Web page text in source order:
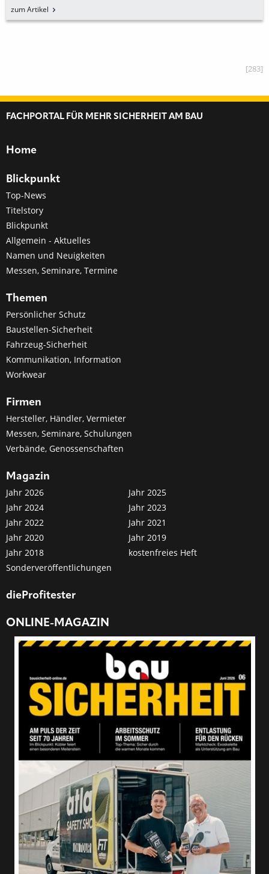
zum Artikel
[283]
FACHPORTAL FÜR MEHR SICHERHEIT AM BAU
Home
Blickpunkt
Top-News
Titelstory
Blickpunkt
Allgemein - Aktuelles
Namen und Neuigkeiten
Messen, Seminare, Termine
Themen
Persönlicher Schutz
Baustellen-Sicherheit
Fahrzeug-Sicherheit
Kommunikation, Information
Workwear
Firmen
Hersteller, Händler, Vermieter
Messen, Seminare, Schulungen
Verbände, Genossenschaften
Magazin
Jahr 2026
Jahr 2025
Jahr 2024
Jahr 2023
Jahr 2022
Jahr 2021
Jahr 2020
Jahr 2019
Jahr 2018
kostenfreies Heft
Sonderveröffentlichungen
dieProfitester
ONLINE-MAGAZIN